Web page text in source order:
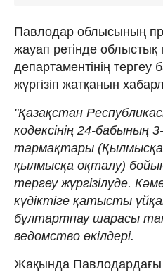
Павлодар облысының
жауап ретінде облыстық
департаментінің тергеу
жүргізіп жатқанын
"Қазақстан
кодексінің 24-бабының
тармақтары
қылмысқа оқталу)
тергеу жүргізілуде.
күдіктіге қатысты
бұлтартпау шарасы
ведомство өкілдері.
Жақында Павлодардағы